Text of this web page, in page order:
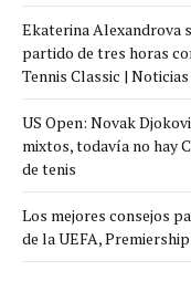
Ekaterina Alexandrova
partido de tres horas
Tennis Classic |
US Open: Novak
mixtos, todavía no hay
de tenis
Los mejores consejos
de la UEFA,